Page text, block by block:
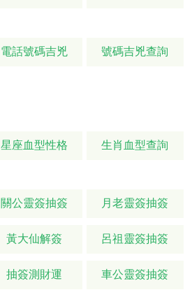
電話號碼吉兇 號碼吉兇查詢
星座血型性格 生肖血型查詢
關公靈簽抽簽 月老靈簽抽簽
黃大仙解簽 呂祖靈簽抽簽
抽簽測財運 車公靈簽抽簽